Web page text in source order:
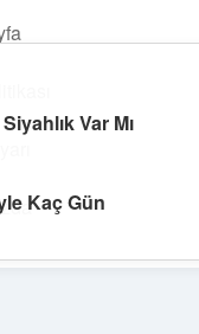
Var Mı
Kaç Gün